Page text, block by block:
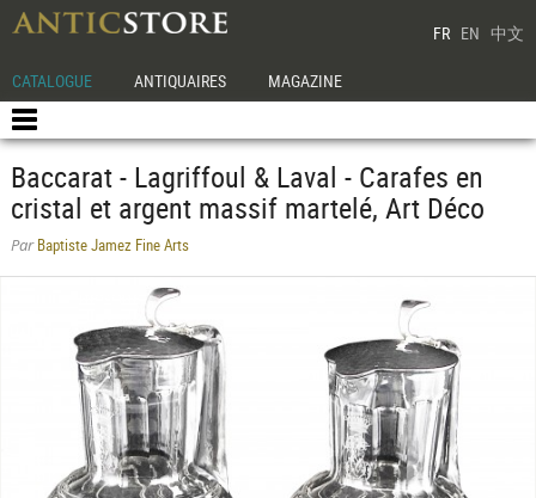
FR EN 中文
CATALOGUE ANTIQUAIRES MAGAZINE
Baccarat - Lagriffoul & Laval - Carafes en
cristal et argent massif martelé, Art Déco
ParBaptiste Jamez Fine Arts